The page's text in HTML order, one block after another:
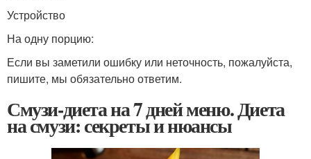
Устройство
На одну порцию:
Если вы заметили ошибку или неточность, пожалуйста,
пишите, мы обязательно ответим.
Смузи-диета на 7 дней меню. Диета
на смузи: секреты и нюансы